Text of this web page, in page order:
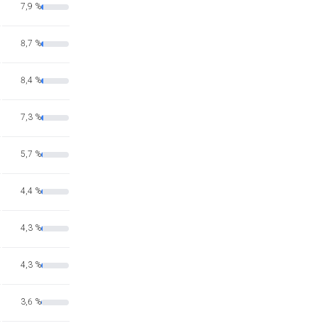
7,9 %
8,7 %
8,4 %
7,3 %
5,7 %
4,4 %
4,3 %
4,3 %
3,6 %